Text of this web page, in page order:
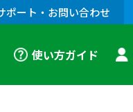
ポート・お問い合わせ
使い方ガイド